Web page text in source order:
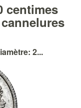
centimes
2...